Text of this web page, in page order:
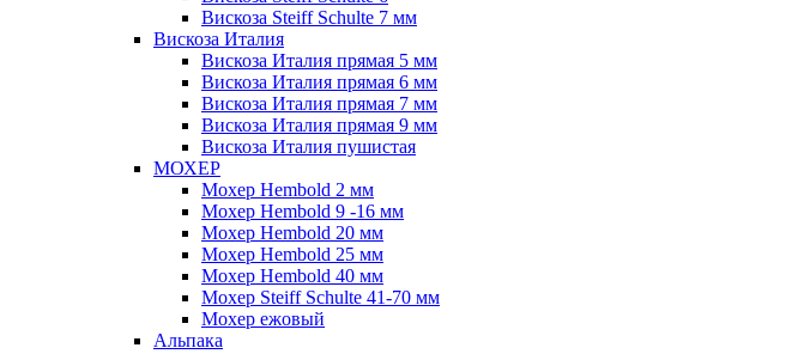
Вискоза Steiff Schulte 7 мм
Вискоза Италия
Вискоза Италия прямая 5 мм
Вискоза Италия прямая 6 мм
Вискоза Италия прямая 7 мм
Вискоза Италия прямая 9 мм
Вискоза Италия пушистая
МОХЕР
Мохер Hembold 2 мм
Мохер Hembold 9 -16 мм
Мохер Hembold 20 мм
Мохер Hembold 25 мм
Мохер Hembold 40 мм
Мохер Steiff Schulte 41-70 мм
Мохер ежовый
Альпака